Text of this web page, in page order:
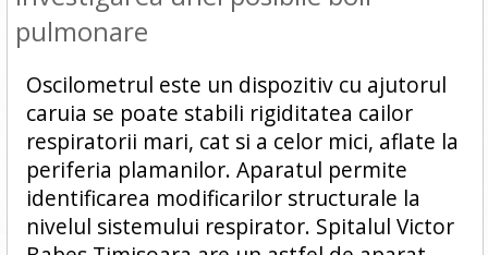
pulmonare
Oscilometrul este un dispozitiv cu ajutorul
caruia se poate stabili rigiditatea cailor
respiratorii mari, cat si a celor mici, aflate la
periferia plamanilor. Aparatul permite
identificarea modificarilor structurale la
nivelul sistemului respirator. Spitalul Victor